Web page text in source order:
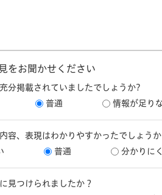
をお聞かせください
分掲載されていましたでしょうか?
普通 情報が足り
容、表現はわかりやすかったでしょうか
普通 分かりに
見つけられましたか？